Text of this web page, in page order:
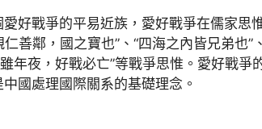
好戰爭的平易近族，愛好戰爭在儒家思
善鄰，國之寶也”、“四海之內皆兄弟也”
雖年夜，好戰必亡”等戰爭思惟。愛好戰爭
國處理國際關系的基礎理念。